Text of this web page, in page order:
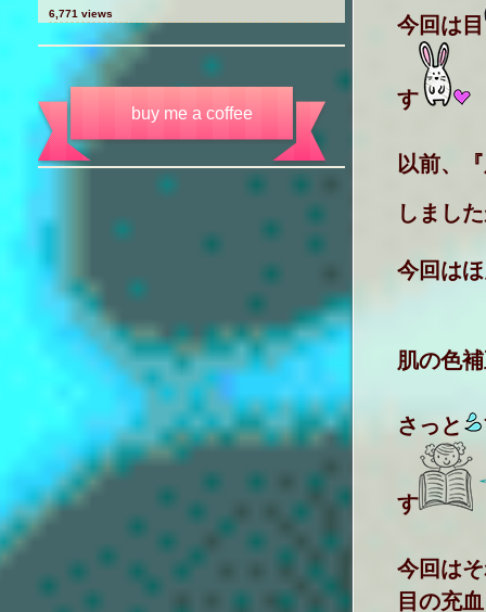
今回は目
す
以前、
しまし
今回は
肌の色
さっと
す
今回は
目の充
6,771 views
buy me a coffee